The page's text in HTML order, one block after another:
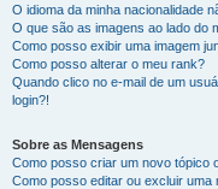
O idioma da minha nacionalidade
O que são as imagens ao lado do
Como posso exibir uma imagem
Como posso alterar o meu rank?
Quando clico no e-mail de um
login?!
Sobre as Mensagens
Como posso criar um novo tópico
Como posso editar ou excluir uma